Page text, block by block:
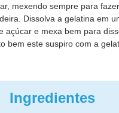
mexendo sempre para
Dissolva a gelatina em
e mexa bem para
bem este suspiro com a
Ingredientes